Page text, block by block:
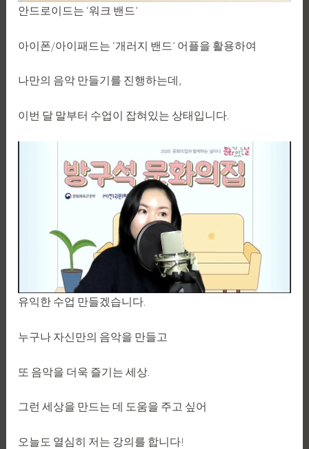
안드로이드는 ‘워크 밴드’
아이폰/아이패드는 ‘개러지 밴드’ 어플을 활용하여
나만의 음악 만들기를 진행하는데,
이번 달 말부터 수업이 잡혀있는 상태입니다.
유익한 수업 만들겠습니다.
누구나 자신만의 음악을 만들고
또 음악을 더욱 즐기는 세상.
그런 세상을 만드는 데 도움을 주고 싶어
오늘도 열심히 저는 강의를 합니다!